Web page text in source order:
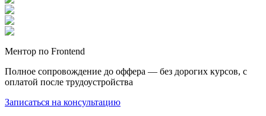
Ментор по Frontend
Полное сопровождение до оффера — без дорогих курсов, с
оплатой после трудоустройства
Записаться на консультацию